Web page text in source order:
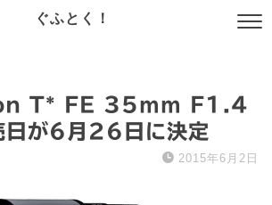
ぐふとく！
T* FE 35mm F1.4
日が6月26日に決定
2015年6月2日